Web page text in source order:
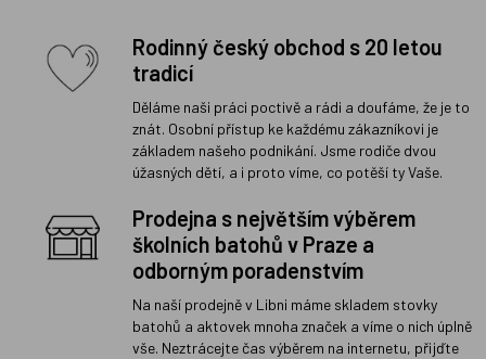
Rodinný český obchod s 20 letou
tradicí
Děláme naši práci poctivě a rádi a doufáme, že je to
znát. Osobní přístup ke každému zákazníkovi je
základem našeho podnikání. Jsme rodiče dvou
úžasných dětí, a i proto víme, co potěší ty Vaše.
Prodejna s největším výběrem
školních batohů v Praze a
odborným poradenstvím
Na naší prodejně v Libni máme skladem stovky
batohů a aktovek mnoha značek a víme o nich úplně
vše. Neztrácejte čas výběrem na internetu, přijďte